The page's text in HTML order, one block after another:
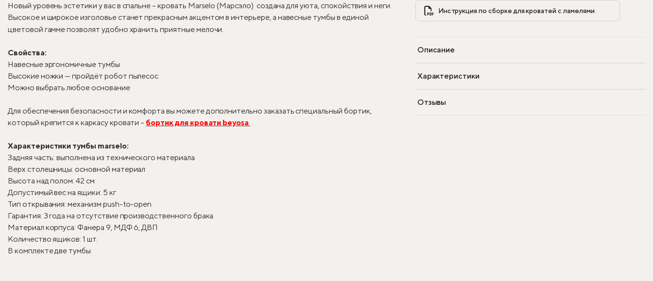
Новый уровень эстетики у вас в спальне – кровать Marselo (Марсэло) создана для уюта, спокойствия и неги.
Высокое и широкое изголовье станет прекрасным акцентом в интерьере, а навесные тумбы в единой
цветовой гамме позволят удобно хранить приятные мелочи.
Свойства:
Навесные эргономичные тумбы
Высокие ножки — пройдёт робот пылесос
Можно выбрать любое основание
Для обеспечения безопасности и комфорта вы можете дополнительно заказать специальный бортик,
который крепится к каркасу кровати – бортик для кровати beyosa
Характеристики тумбы marselo:
Задняя часть: выполнена из технического материала
Верх столешницы: основной материал
Высота над полом: 42 см
Допустимый вес на ящики: 5 кг
Тип открывания: механизм push-to-open
Гарантия: 3 года на отсутствие производственного брака
Материал корпуса: Фанера 9, МДФ 6, ДВП
Количество ящиков: 1 шт.
В комплекте две тумбы
Инструкция по сборке для кроватей с ламелями
Описание
Характеристики
Отзывы